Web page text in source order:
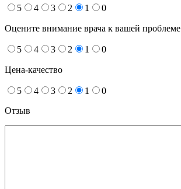
5 4 3 2 1 0
Оцените внимание врача к вашей проблеме
5 4 3 2 1 0
Цена-качество
5 4 3 2 1
0
Отзыв